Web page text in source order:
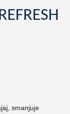
smanjuje